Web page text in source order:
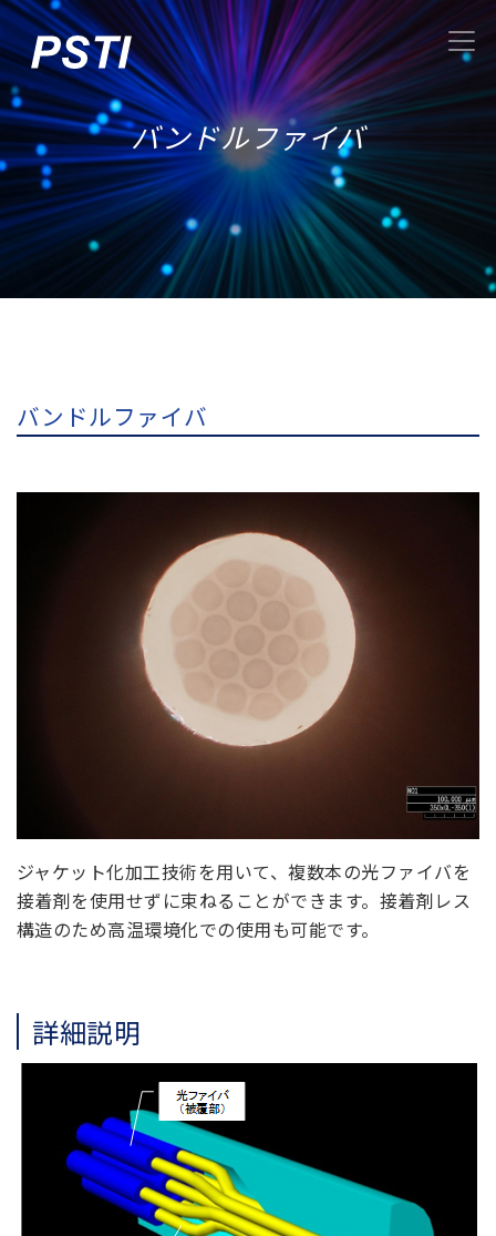
バンドルファイバ
バンドルファイバ
ジャケット化加工技術を用いて、複数本の光ファイバを
接着剤を使用せずに束ねることができます。接着剤レス
構造のため高温環境化での使用も可能です。
詳細説明